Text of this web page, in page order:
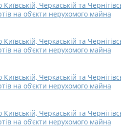
Черкаській та
на об’єкти нерухомого майна
Черкаській та
на об’єкти нерухомого майна
Черкаській та
на об’єкти нерухомого майна
Черкаській та
на об’єкти нерухомого майна